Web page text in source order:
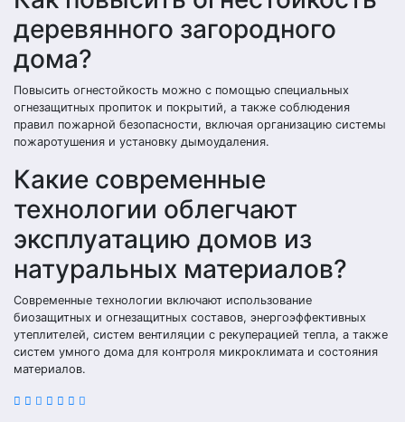
деревянного загородного
дома?
Повысить огнестойкость можно с помощью специальных
огнезащитных пропиток и покрытий, а также соблюдения
правил пожарной безопасности, включая организацию системы
пожаротушения и установку дымоудаления.
Какие современные
технологии облегчают
эксплуатацию домов из
натуральных материалов?
Современные технологии включают использование
биозащитных и огнезащитных составов, энергоэффективных
утеплителей, систем вентиляции с рекуперацией тепла, а также
систем умного дома для контроля микроклимата и состояния
материалов.